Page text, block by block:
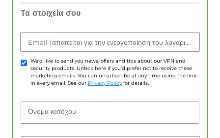
Τα στοιχεία σου
Email (απαιτείται για την ενεργοποίηση του λογαριασμού)
We'd like to send you news, offers and tips about our VPN and
security products. Untick here if you'd prefer not to receive these
marketing emails. You can unsubscribe at any time using the link
in every email. See our Privacy Policy for details.
Όνομα κατόχου